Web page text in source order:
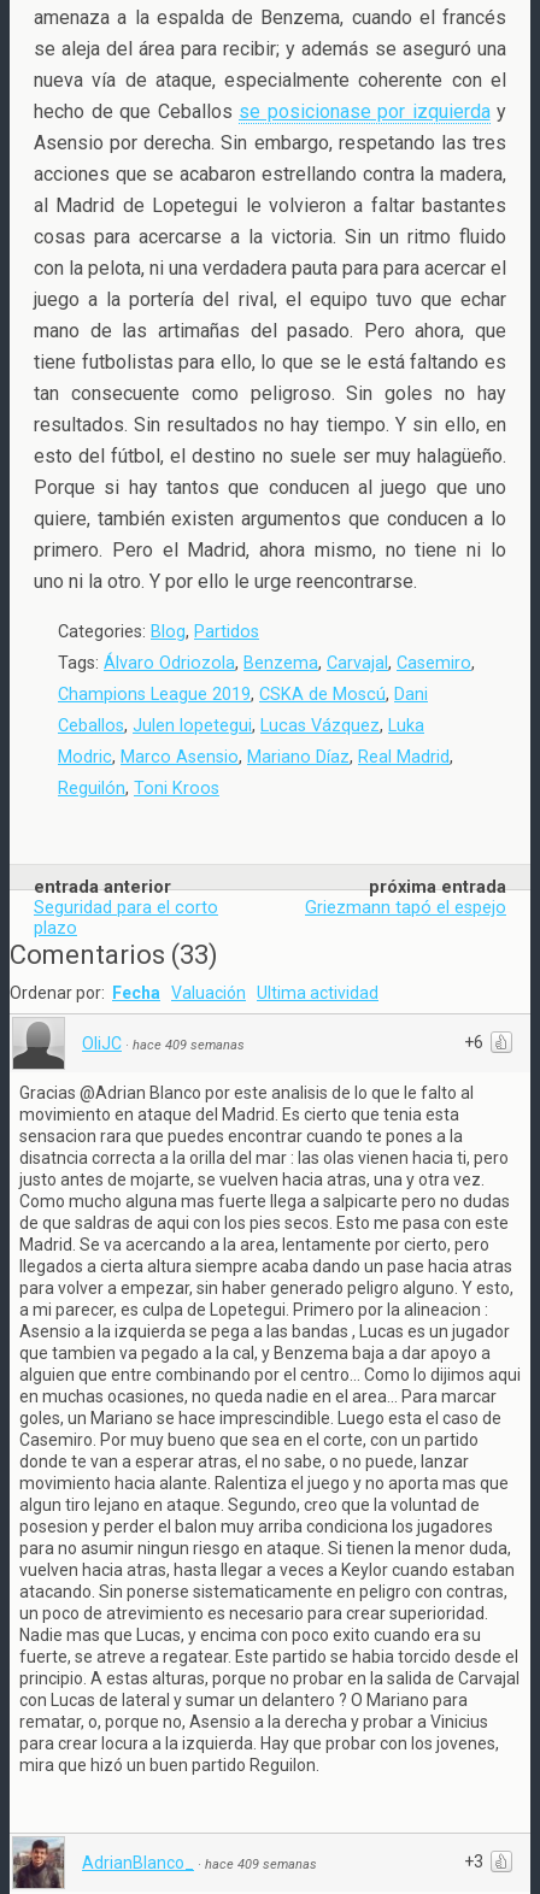
amenaza a la espalda de Benzema, cuando el francés
se aleja del área para recibir; y además se aseguró una
nueva vía de ataque, especialmente coherente con el
hecho de que Ceballos se posicionase por izquierday
Asensio por derecha. Sin embargo, respetando las tres
acciones que se acabaron estrellando contra la madera,
al Madrid de Lopetegui le volvieron a faltar bastantes
cosas para acercarse a la victoria. Sin un ritmo fluido
con la pelota, ni una verdadera pauta para para acercar el
juego a la portería del rival, el equipo tuvo que echar
mano de las artimañas del pasado. Pero ahora, que
tiene futbolistas para ello, lo que se le está faltando es
tan consecuente como peligroso. Sin goles no hay
resultados. Sin resultados no hay tiempo. Y sin ello, en
esto del fútbol, el destino no suele ser muy halagüeño.
Porque si hay tantos que conducen al juego que uno
quiere, también existen argumentos que conducen a lo
primero. Pero el Madrid, ahora mismo, no tiene ni lo
uno ni la otro. Y por ello le urge reencontrarse.
Categories: Blog, Partidos
Tags: Álvaro Odriozola, Benzema, Carvajal, Casemiro,
Champions League 2019, CSKA de Moscú, Dani
Ceballos, Julen lopetegui, Lucas Vázquez, Luka
Modric, Marco Asensio, Mariano Díaz, Real Madrid,
Reguilón, Toni Kroos
entrada anterior
Seguridad para el corto
plazo
próxima entrada
Griezmann tapó el espejo
Comentarios (33)
Ordenar por: Fecha Valuación Ultima actividad
+6
OliJC · hace 409 semanas
Gracias @Adrian Blanco por este analisis de lo que le falto al
movimiento en ataque del Madrid. Es cierto que tenia esta
sensacion rara que puedes encontrar cuando te pones a la
disatncia correcta a la orilla del mar : las olas vienen hacia ti, pero
justo antes de mojarte, se vuelven hacia atras, una y otra vez.
Como mucho alguna mas fuerte llega a salpicarte pero no dudas
de que saldras de aqui con los pies secos. Esto me pasa con este
Madrid. Se va acercando a la area, lentamente por cierto, pero
llegados a cierta altura siempre acaba dando un pase hacia atras
para volver a empezar, sin haber generado peligro alguno. Y esto,
a mi parecer, es culpa de Lopetegui. Primero por la alineacion :
Asensio a la izquierda se pega a las bandas , Lucas es un jugador
que tambien va pegado a la cal, y Benzema baja a dar apoyo a
alguien que entre combinando por el centro... Como lo dijimos aqui
en muchas ocasiones, no queda nadie en el area... Para marcar
goles, un Mariano se hace imprescindible. Luego esta el caso de
Casemiro. Por muy bueno que sea en el corte, con un partido
donde te van a esperar atras, el no sabe, o no puede, lanzar
movimiento hacia alante. Ralentiza el juego y no aporta mas que
algun tiro lejano en ataque. Segundo, creo que la voluntad de
posesion y perder el balon muy arriba condiciona los jugadores
para no asumir ningun riesgo en ataque. Si tienen la menor duda,
vuelven hacia atras, hasta llegar a veces a Keylor cuando estaban
atacando. Sin ponerse sistematicamente en peligro con contras,
un poco de atrevimiento es necesario para crear superioridad.
Nadie mas que Lucas, y encima con poco exito cuando era su
fuerte, se atreve a regatear. Este partido se habia torcido desde el
principio. A estas alturas, porque no probar en la salida de Carvajal
con Lucas de lateral y sumar un delantero ? O Mariano para
rematar, o, porque no, Asensio a la derecha y probar a Vinicius
para crear locura a la izquierda. Hay que probar con los jovenes,
mira que hizó un buen partido Reguilon.
+3
AdrianBlanco_ · hace 409 semanas